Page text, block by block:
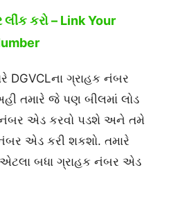
કરો – Link Your
DGVCLના ગ્રાહક નંબર
તમારે જે પણ બીલમાં લોડ
નંબર એડ કરવો પડશે અને તમે
એડ કરી શકશો. તમારે
બધા ગ્રાહક નંબર એડ